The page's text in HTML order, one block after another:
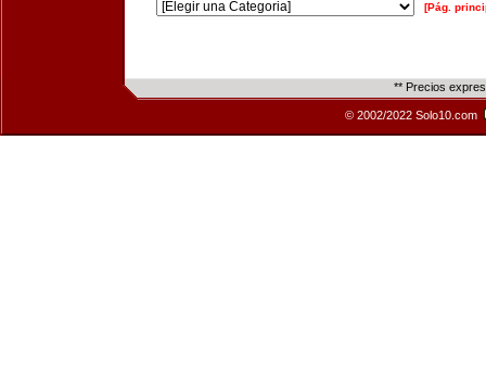
[Pág.
** Precios
© 2002/2022 Solo10.com